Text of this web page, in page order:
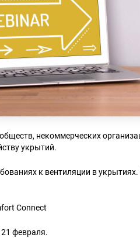
некоммерческих
укрытий.
к вентиляции в
Connect
21 февраля.